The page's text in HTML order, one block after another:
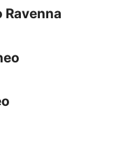
Ravenna